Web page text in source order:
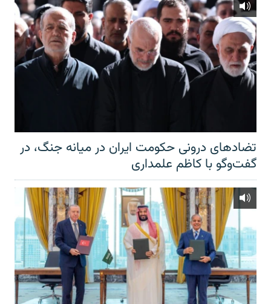
تضادهای درونی حکومت ایران در میانه جنگ، در
گفت‌‌وگو با کاظم علمداری